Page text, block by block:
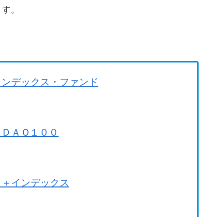
。
デックス・ファンド
ＡＱ１００
インデックス